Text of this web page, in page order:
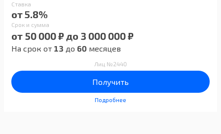
Ставка
от 5.8%
Срок и сумма
от 50 000 ₽ до 3 000 000 ₽
На срок от 13 до 60 месяцев
Лиц №2440
Получить
Подробнее